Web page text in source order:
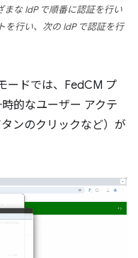
な IdP で順番に認証を行い
を行い、次の IdP で認証を行
ードでは、FedCM プ
的なユーザー アクテ
ンのクリックなど）が